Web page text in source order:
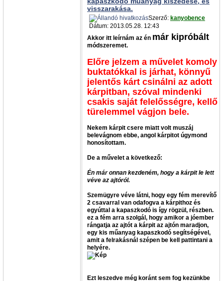
visszarakása.
Szerző: kanyobence
Dátum: 2013.05.28. 12:43
Akkor itt leírnám az én már kipróbált
módszeremet.
Előre jelzem a művelet komoly
buktatókkal is járhat, könnyű
jelentős kárt csinálni az adott
kárpitban, szóval mindenki
csakis saját felelősségre, kellő
türelemmel vágjon bele.
Nekem kárpit csere miatt volt muszáj
belevágnom ebbe, angol kárpitot úgymond
honosítottam.
De a művelet a következő:
Én már onnan kezdeném, hogy a kárpit le lett
véve az ajtóról.
Szemügyre véve látni, hogy egy fém merevítő
2 csavarral van odafogva a kárpithoz és
egyúttal a kapaszkodó is így rögzül, részben.
ez a fém arra szolgál, hogy amikor a jóember
rángatja az ajtót a kárpit az ajtón maradjon,
egy kis műanyag kapaszkodó segítségével,
amit a felrakásnál szépen be kell pattintani a
helyére.
Ezt leszedve még koránt sem fog kezünkbe